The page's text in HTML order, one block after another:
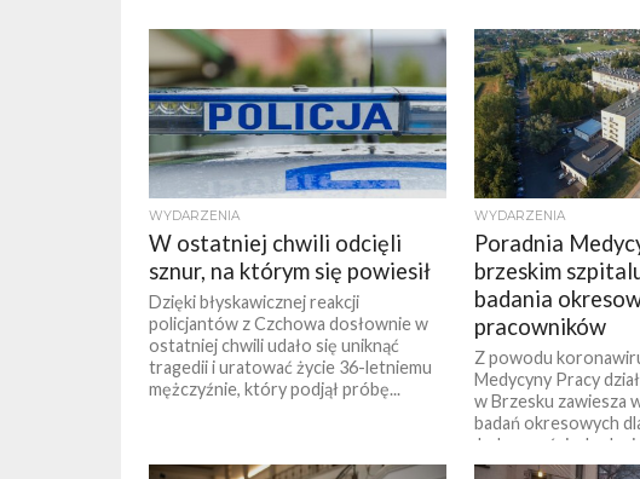
WYDARZENIA
W ostatniej chwili odcięli
sznur, na którym się powiesił
Dzięki błyskawicznej reakcji
policjantów z Czchowa dosłownie w
ostatniej chwili udało się uniknąć
tragedii i uratować życie 36-letniemu
mężczyźnie, który podjął próbę...
WYDARZENIA
Poradnia
brzeskim
badania
pracowników
Z powodu
Medycyny Pracy
w Brzesku zawiesza
badań okresowych
Jednocześnie,
kontrolne...